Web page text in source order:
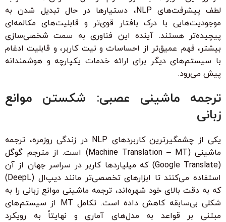
لطف پیشرفت‌های NLP، دستیارها در حال تبدیل شدن به
موجودیت‌هایی با درک بافتار قوی‌تر و قابلیت‌های مکالمه‌ای
پیچیده‌تر هستند. آینده این فناوری به سمت شخصی‌سازی
بیشتر، فهم عمیق‌تر از احساسات و نیت کاربر، و قابلیت ادغام
با سیستم‌های دیگر برای ارائه خدمات یکپارچه و هوشمندانه
پیش می‌رود.
ترجمه ماشینی عصبی: شکستن موانع
زبانی
یکی از چشمگیرترین کاربردهای NLP در زندگی روزمره، ترجمه
ماشینی (Machine Translation – MT) است. از مترجم گوگل
(Google Translate) که میلیاردها کاربر در سراسر جهان از آن
استفاده می‌کنند تا ابزارهای تخصصی‌تر مانند دیپ‌ال (DeepL)
که به دقت بالای خود شهره‌اند، ترجمه ماشینی موانع زبانی را به
شکلی بی‌سابقه کاهش داده است. تکامل MT از سیستم‌های
مبتنی بر قواعد به مدل‌های آماری و نهایتاً به رویکرد